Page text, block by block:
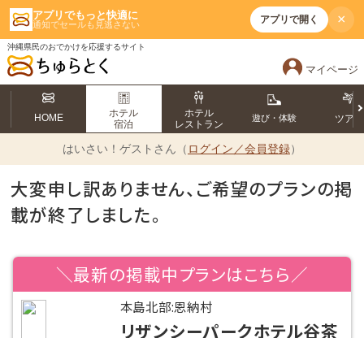
アプリでもっと快適に
通知でセールも見逃さない アプリで開く ×
沖縄県民のおでかけを応援するサイト
マイページ
HOME
ホテル
宿泊
ホテル
レストラン
遊び・体験 ツアー
はいさい！ ゲストさん（ ログイン／会員登録）
大変申し訳ありません、ご希望のプランの掲
載が終了しました。
＼最新の掲載中プランはこちら／
本島北部:恩納村
リザンシーパークホテル谷茶